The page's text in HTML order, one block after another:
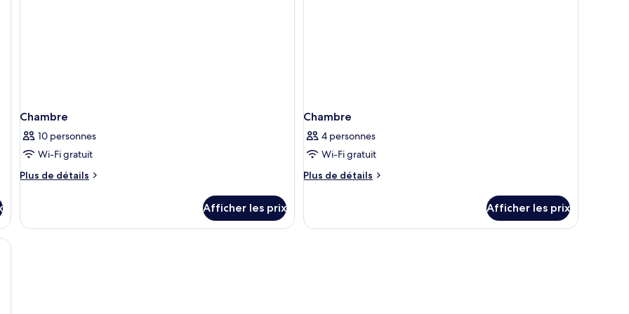
Chambre
10 personnes
Wi-Fi gratuit
Plus de détails
Plus
Chambre
Afficher les prix
Chambre
4 personnes
Wi-Fi gratuit
Plus de détails
Plus
Chambre
Afficher les prix